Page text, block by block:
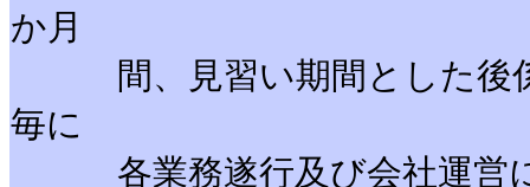
か月
間、見習い期間とした後係
毎に
各業務遂行及び会社運営に